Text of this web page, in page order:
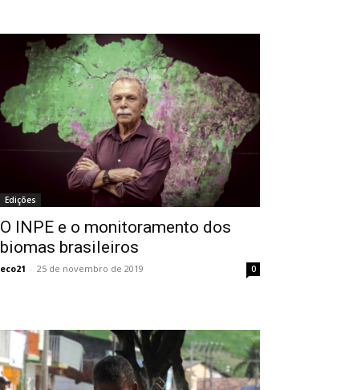
Edições
O INPE e o monitoramento dos
biomas brasileiros
eco21 - 25 de novembro de 2019 0